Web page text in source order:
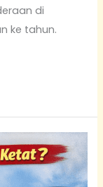
di
ke tahun.